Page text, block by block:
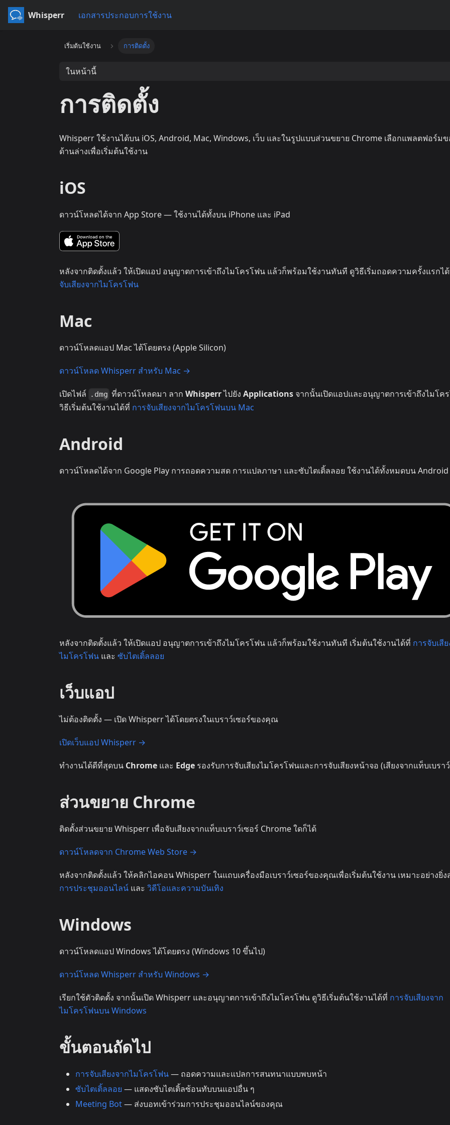
Whisperr เอกสารประกอบการใช้งาน
เริ่มต้นใช้งาน การติดตั้ง
ในหน้านี้
การติดตั้ง
Whisperr ใช้งานได้บน iOS, Android, Mac, Windows, เว็บ และในรูปแบบส่วนขยาย Chrome เลือกแพลตฟอร์ม
ด้านล่างเพื่อเริ่มต้นใช้งาน
iOS
ดาวน์โหลดได้จาก App Store — ใช้งานได้ทั้งบน iPhone และ iPad
หลังจากติดตั้งแล้ว ให้เปิดแอป อนุญาตการเข้าถึงไมโครโฟน แล้วก็พร้อมใช้งานทันที ดูวิธีเริ่มถอดความครั้งแรกไ
จับเสียงจากไมโครโฟน
Mac
ดาวน์โหลดแอป Mac ได้โดยตรง (Apple Silicon)
ดาวน์โหลด Whisperr สำหรับ Mac →
เปิดไฟล์ .dmg ที่ดาวน์โหลดมา ลากWhisperrไปยังApplications จากนั้นเปิดแอปและอนุญาตการเข้าถึงไมโค
วิธีเริ่มต้นใช้งานได้ที่ การจับเสียงจากไมโครโฟนบน Mac
Android
ดาวน์โหลดได้จาก Google Play การถอดความสด การแปลภาษา และซับไตเติ้ลลอย ใช้งานได้ทั้งหมดบน Android
หลังจากติดตั้งแล้ว ให้เปิดแอป อนุญาตการเข้าถึงไมโครโฟน แล้วก็พร้อมใช้งานทันที เริ่มต้นใช้งานได้ที่ การจับเสี
ไมโครโฟน และ ซับไตเติ้ลลอย
เว็บแอป
ไม่ต้องติดตั้ง — เปิด Whisperr ได้โดยตรงในเบราว์เซอร์ของคุณ
เปิดเว็บแอป Whisperr →
ทำงานได้ดีที่สุดบน Chrome และ Edge รองรับการจับเสียงไมโครโฟนและการจับเสียงหน้าจอ (เสียงจากแท็บเบรา
ส่วนขยาย Chrome
ติดตั้งส่วนขยาย Whisperr เพื่อจับเสียงจากแท็บเบราว์เซอร์ Chrome ใดก็ได้
ดาวน์โหลดจาก Chrome Web Store →
หลังจากติดตั้งแล้ว ให้คลิกไอคอน Whisperr ในแถบเครื่องมือเบราว์เซอร์ของคุณเพื่อเริ่มต้นใช้งาน เหมาะอย่างยิ่ง
การประชุมออนไลน์ และ วิดีโอและความบันเทิง
Windows
ดาวน์โหลดแอป Windows ได้โดยตรง (Windows 10 ขึ้นไป)
ดาวน์โหลด Whisperr สำหรับ Windows →
เรียกใช้ตัวติดตั้ง จากนั้นเปิด Whisperr และอนุญาตการเข้าถึงไมโครโฟน ดูวิธีเริ่มต้นใช้งานได้ที่ การจับเสียงจาก
ไมโครโฟนบน Windows
ขั้นตอนถัดไป
การจับเสียงจากไมโครโฟน— ถอดความและแปลการสนทนาแบบพบหน้า
ซับไตเติ้ลลอย — แสดงซับไตเติ้ลซ้อนทับบนแอปอื่น ๆ
Meeting Bot— ส่งบอทเข้าร่วมการประชุมออนไลน์ของคุณ